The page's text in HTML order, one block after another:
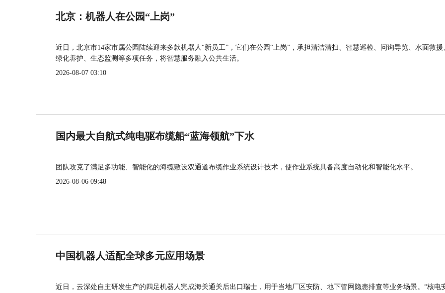
北京：机器人在公园“上岗”
近日，北京市14家市属公园陆续迎来多款机器人“新员工”，它们在公园“上岗”，承担清洁清扫、智慧巡检、问询导览、水面救援
绿化养护、生态监测等多项任务，将智慧服务融入公共生活。
2026-08-07 03:10
国内最大自航式纯电驱布缆船“蓝海领航”下水
团队攻克了满足多功能、智能化的海缆敷设双通道布缆作业系统设计技术，使作业系统具备高度自动化和智能化水平。
2026-08-06 09:48
中国机器人适配全球多元应用场景
近日，云深处自主研发生产的四足机器人完成海关通关后出口瑞士，用于当地厂区安防、地下管网隐患排查等业务场景。“核电